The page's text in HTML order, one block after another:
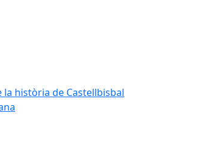
història de Castellbisbal